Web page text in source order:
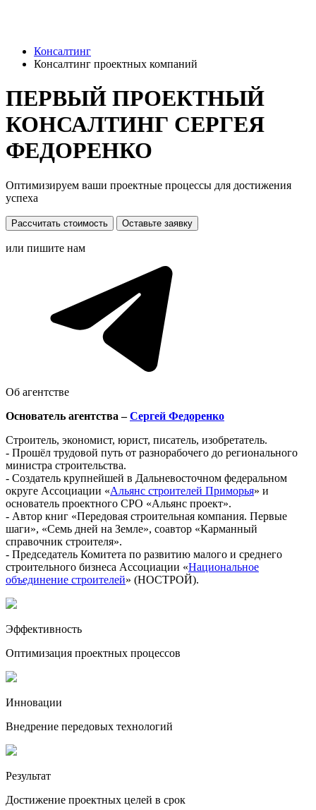
Консалтинг
Консалтинг проектных компаний
ПЕРВЫЙ ПРОЕКТНЫЙ
КОНСАЛТИНГ СЕРГЕЯ
ФЕДОРЕНКО
Оптимизируем ваши проектные процессы для достижения
успеха
Рассчитать стоимость Оставьте заявку
или пишите нам
Об агентстве
Основатель агентства –Сергей Федоренко
Строитель, экономист, юрист, писатель, изобретатель.
- Прошёл трудовой путь от разнорабочего до регионального
министра строительства.
- Создатель крупнейшей в Дальневосточном федеральном
округе Ассоциации «Альянс строителей Приморья» и
основатель проектного СРО «Альянс проект».
- Автор книг «Передовая строительная компания. Первые
шаги», «Семь дней на Земле», соавтор «Карманный
справочник строителя».
- Председатель Комитета по развитию малого и среднего
строительного бизнеса Ассоциации «Национальное
объединение строителей» (НОСТРОЙ).
Эффективность
Оптимизация проектных процессов
Инновации
Внедрение передовых технологий
Результат
Достижение проектных целей в срок